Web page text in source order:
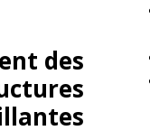
des